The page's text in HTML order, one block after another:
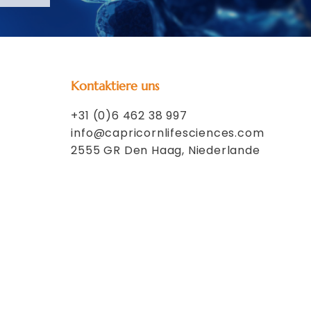
Kontaktiere uns
+31 (0)6 462 38 997
info@capricornlifesciences.com
2555 GR Den Haag, Niederlande